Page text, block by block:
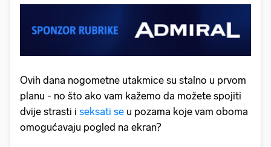
Ovih dana nogometne utakmice su stalno u prvom
planu - no što ako vam kažemo da možete spojiti
dvije strasti i seksati se u pozama koje vam oboma
omogućavaju pogled na ekran?